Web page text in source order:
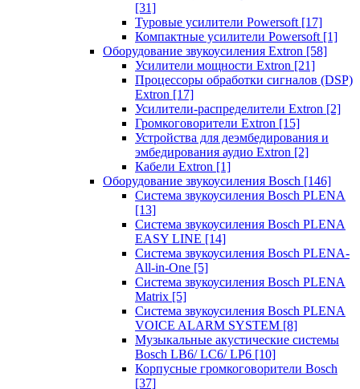
[31]
Туровые усилители Powersoft [17]
Компактные усилители Powersoft [1]
Оборудование звукоусиления Extron [58]
Усилители мощности Extron [21]
Процессоры обработки сигналов (DSP)
Extron [17]
Усилители-распределители Extron [2]
Громкоговорители Extron [15]
Устройства для деэмбедирования и
эмбедирования аудио Extron [2]
Кабели Extron [1]
Оборудование звукоусиления Bosch [146]
Система звукоусиления Bosch PLENA
[13]
Система звукоусиления Bosch PLENA
EASY LINE [14]
Система звукоусиления Bosch PLENA-
All-in-One [5]
Система звукоусиления Bosch PLENA
Matrix [5]
Система звукоусиления Bosch PLENA
VOICE ALARM SYSTEM [8]
Музыкальные акустические системы
Bosch LB6/ LC6/ LP6 [10]
Корпусные громкоговорители Bosch
[37]